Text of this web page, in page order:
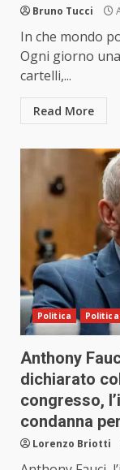
Bruno Tucci
In che mondo
Ogni giorno
cartelli,...
Read More
Politica
Anthony
dichiarato
congresso,
condanna
Lorenzo Briotti